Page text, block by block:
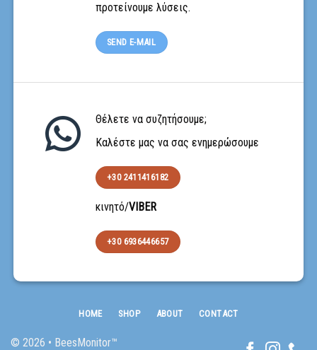
προτείνουμε λύσεις.
SEND E-MAIL
Θέλετε να συζητήσουμε;
Καλέστε μας να σας ενημερώσουμε
+30 2411416182
κινητό/VIBER
+30 6936446657
© 2026 • BeesMonitor™
HOME SHOP ABOUT CONTACT